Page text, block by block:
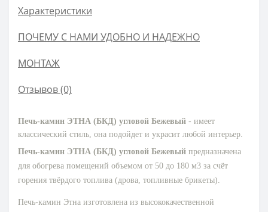
Характеристики
ПОЧЕМУ С НАМИ УДОБНО И НАДЕЖНО
МОНТАЖ
Отзывов (0)
Печь-камин ЭТНА (БКД) угловой Бежевый - имеет
классический стиль, она подойдет и украсит любой интерьер.
Печь-камин ЭТНА (БКД) угловой Бежевый предназначена
для обогрева помещений объемом от 50 до 180 м3 за счёт
горения твёрдого топлива (дрова, топливные брикеты).
Печь-камин Этна изготовлена из высококачественной